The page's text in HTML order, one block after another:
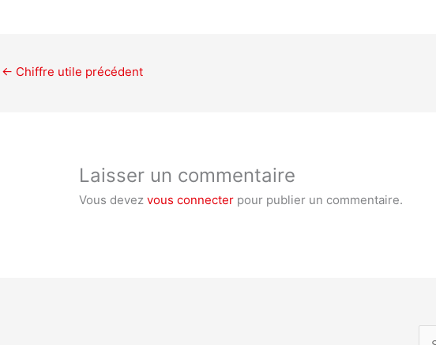
← Chiffre utile précédent
Laisser un commentaire
Vous devezvous connecter pour publier un commentaire.